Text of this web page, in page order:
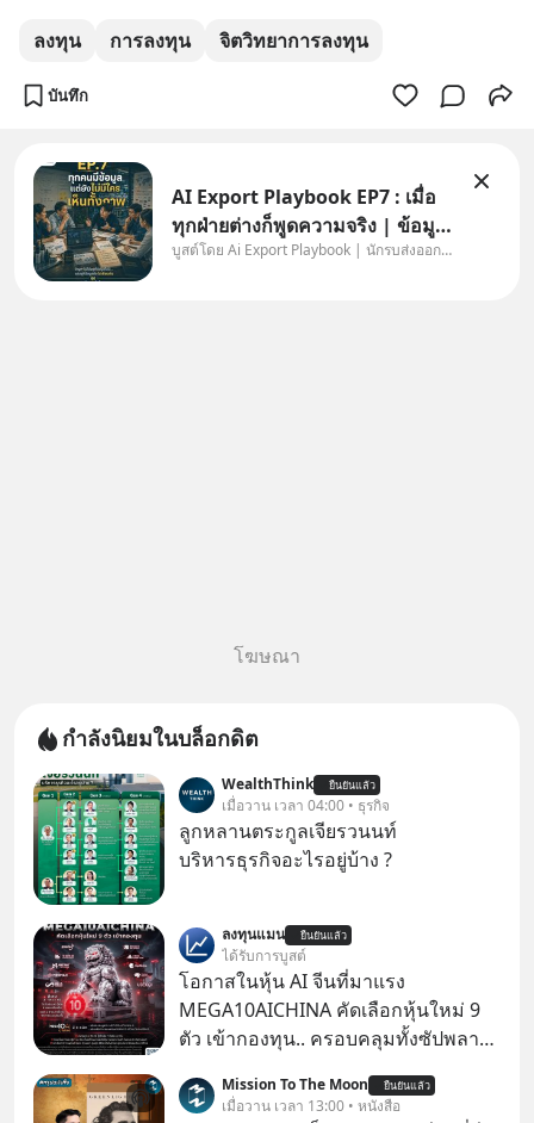
ลงทุน การลงทุน จิตวิทยาการลงทุน
บันทึก
AI Export Playbook EP7 : เมื่อ
ทุกฝ่ายต่างก็พูดความจริง | ข้อมูล
ไม่ได้โกหก แต่คนเราเลือกมอง
บูสต์โดย Ai Export Playbook | นักรบส่งออกยุค AI
โฆษณา
กำลังนิยมในบล็อกดิต
WealthThink ยืนยันแล้ว
เมื่อวาน เวลา 04:00 • ธุรกิจ
ลูกหลานตระกูลเจียรวนนท์
บริหารธุรกิจอะไรอยู่บ้าง ?
ลงทุนแมน ยืนยันแล้ว
ได้รับการบูสต์
โอกาสในหุ้น AI จีนที่มาแรง
MEGA10AICHINA คัดเลือกหุ้นใหม่ 9
ตัว เข้ากองทุน.. ครอบคลุมทั้งซัปพลาย
โปรโมชัน ลด 50% ค่าธรรมเนียมซื้อ |
Mission To The Moon ยืนยันแล้ว
เมื่อวาน เวลา 13:00 • หนังสือ